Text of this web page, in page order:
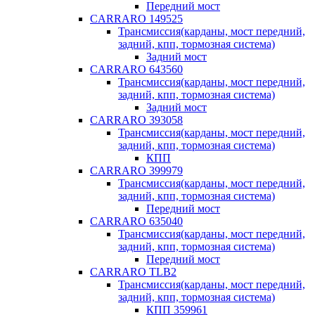
Передний мост
CARRARO 149525
Трансмиссия(карданы, мост передний,
задний, кпп, тормозная система)
Задний мост
CARRARO 643560
Трансмиссия(карданы, мост передний,
задний, кпп, тормозная система)
Задний мост
CARRARO 393058
Трансмиссия(карданы, мост передний,
задний, кпп, тормозная система)
КПП
CARRARO 399979
Трансмиссия(карданы, мост передний,
задний, кпп, тормозная система)
Передний мост
CARRARO 635040
Трансмиссия(карданы, мост передний,
задний, кпп, тормозная система)
Передний мост
CARRARO TLB2
Трансмиссия(карданы, мост передний,
задний, кпп, тормозная система)
КПП 359961